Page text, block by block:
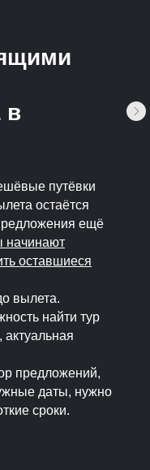
в
путёвки
остаётся
ещё
начинают
оставшиеся
вылета.
найти тур
предложений,
даты, нужно
сроки.